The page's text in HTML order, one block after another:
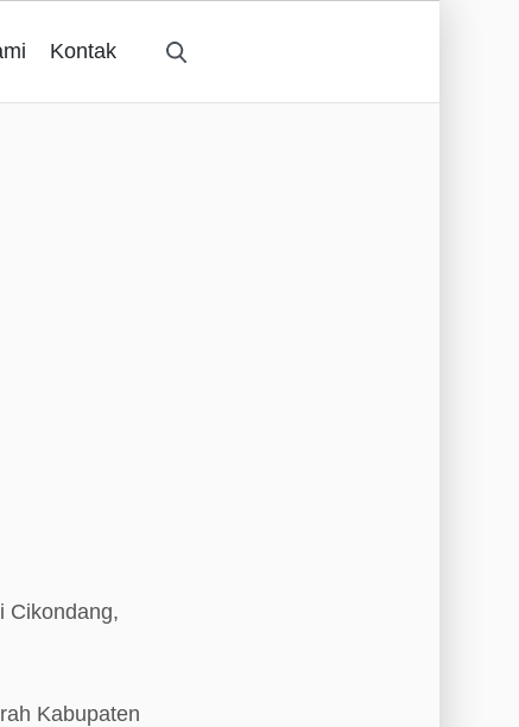
Kontak
Cikondang,
Kabupaten